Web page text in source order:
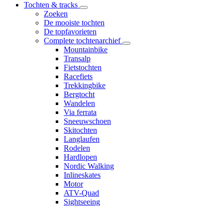
Tochten & tracks
Zoeken
De mooiste tochten
De topfavorieten
Complete tochtenarchief
Mountainbike
Transalp
Fietstochten
Racefiets
Trekkingbike
Bergtocht
Wandelen
Via ferrata
Sneeuwschoen
Skitochten
Langlaufen
Rodelen
Hardlopen
Nordic Walking
Inlineskates
Motor
ATV-Quad
Sightseeing